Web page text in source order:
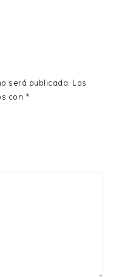
será publicada. Los
con *